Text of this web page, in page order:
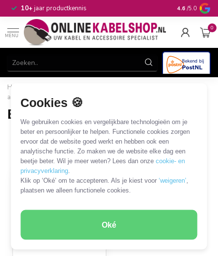
Cookies 🍪
We gebruiken cookies en vergelijkbare technologieën om je
beter en persoonlijker te helpen. Functionele cookies zorgen
ervoor dat de website goed werkt en hebben ook een
analytische functie. Zo maken we de website elke dag een
beetje beter. Wil je meer weten? Lees dan onzecookie- en
privacyverklaring
Klik op ‘Oké’ om te accepteren. Als je kiest voor‘weigeren’
plaatsen we alleen functionele cookies.
Oké
10+jaar productkennis 4.6 /5.0
MENU
0
Home
accessoires
Smartphone
Basic Back Cover
1 PRODUCT
Filters SORTEER OP
OP = OP